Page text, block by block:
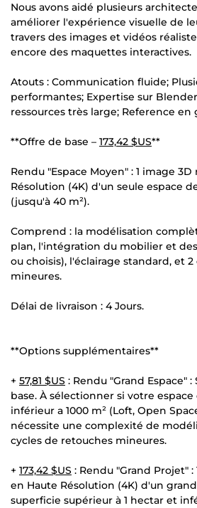
Nous avons aidé plusieurs
améliorer l'expérience visuelle de
travers des images et vidéos
encore des maquettes interactives.
Atouts : Communication fluide;
performantes; Expertise sur
ressources très large; Reference en
**Offre de base – 173,42 $US**
Rendu "Espace Moyen" : 1 image
Résolution (4K) d'un seule espace
(jusqu'à 40 m²).
Comprend : la modélisation
plan, l'intégration du mobilier et
ou choisis), l'éclairage standard, et
mineures.
Délai de livraison : 4 Jours.
**Options supplémentaires**
+ 57,81 $US : Rendu "Grand Espace"
base. À sélectionner si votre espace
inférieur a 1000 m² (Loft, Open
nécessite une complexité de
cycles de retouches mineures.
+ 173,42 $US : Rendu "Grand Projet"
en Haute Résolution (4K) d'un
superficie supérieur à 1 hectar et